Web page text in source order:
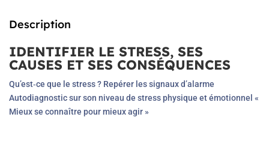
Description
IDENTIFIER LE STRESS, SES
CAUSES ET SES CONSÉQUENCES
Qu’est‐ce que le stress ? Repérer les signaux d’alarme
Autodiagnostic sur son niveau de stress physique et émotionnel «
Mieux se connaître pour mieux agir »